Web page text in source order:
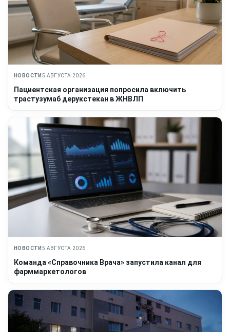
НОВОСТИ 5 АВГУСТА 2026
Пациентская организация попросила включить
трастузумаб дерукстекан в ЖНВЛП
НОВОСТИ 5 АВГУСТА 2026
Команда «Справочника Врача» запустила канал для
фарммаркетологов